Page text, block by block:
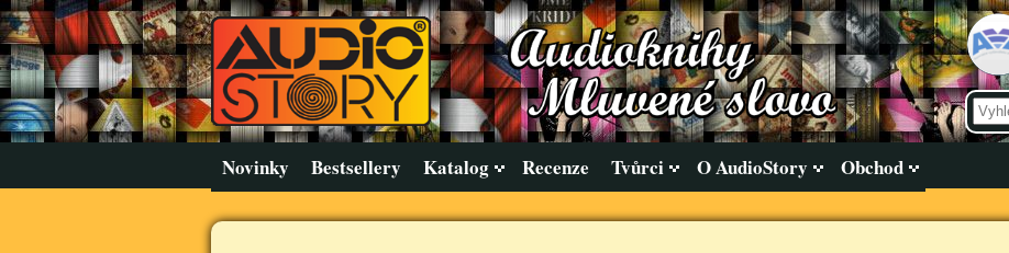
Novinky Bestsellery Katalog Recenze Tvůrci O AudioStory Obchod